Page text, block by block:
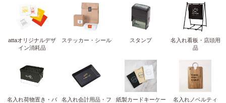
attaオリジナルデザ
イン消耗品
ステッカー・シール スタンプ
名入れ看板・店頭用
品
名入れ荷物置き・バ
名入れ会計用品・フ
紙製カードキーケー
名入れノベルティ